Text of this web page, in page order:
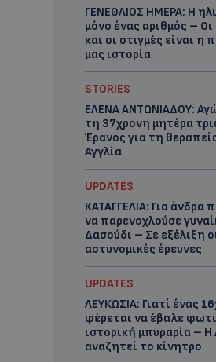
ΓΕΝΕΘΛΙΟΣ ΗΜΕΡΑ: Η
μόνο ένας αριθμός –
και οι στιγμές είναι η
μας ιστορία
STORIES
ΕΛΕΝΑ ΑΝΤΩΝΙΑΔΟΥ:
τη 37χρονη μητέρα
Έρανος για τη
Αγγλία
UPDATES
ΚΑΤΑΓΓΕΛΙΑ: Για άνδρα
να παρενοχλούσε
Δασούδι – Σε εξέλιξη
αστυνομικές έρευνες
UPDATES
ΛΕΥΚΩΣΙΑ: Γιατί ένας
φέρεται να έβαλε
ιστορική μπυραρία – Η
αναζητεί το κίνητρο